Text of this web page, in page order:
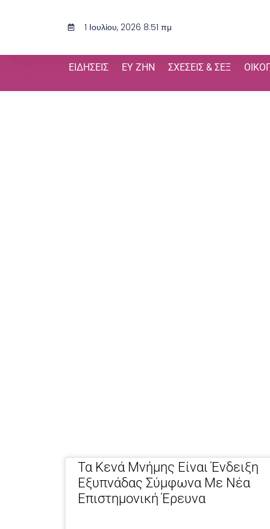
1 Ιουλίου, 2026 8:51 πμ
ΕΙΔΉΣΕΙΣ ΕΥ ΖΗΝ ΣΧΈΣΕΙΣ & ΣΕΞ
Τα Κενά Μνήμης Είναι Ένδειξη
Εξυπνάδας Σύμφωνα Με Νέα
Επιστημονική Έρευνα